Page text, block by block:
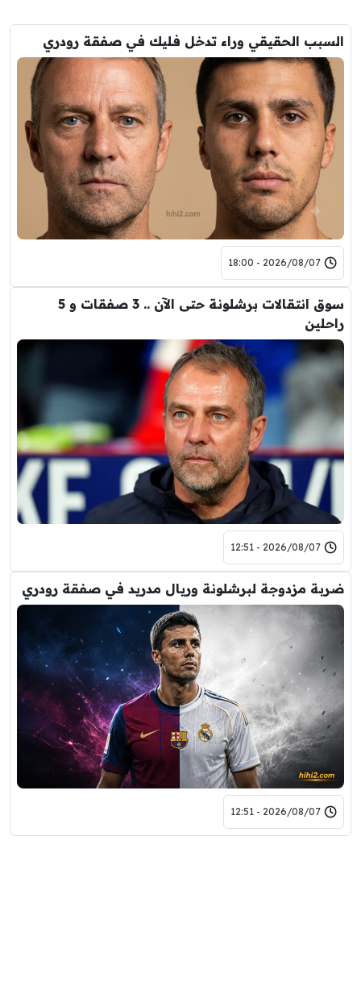
السبب الحقيقي وراء تدخل فليك في صفقة رودري
2026/08/07 - 18:00
سوق انتقالات برشلونة حتى الآن .. 3 صفقات و 5
راحلين
2026/08/07 - 12:51
ضربة مزدوجة لبرشلونة وريال مدريد في صفقة رودري
2026/08/07 - 12:51